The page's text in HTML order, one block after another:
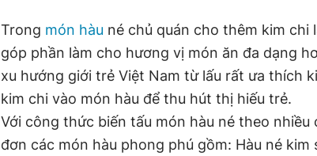
Trong món hàu né chủ quán cho thêm kim chi
góp phần làm cho hương vị món ăn đa dạng
xu hướng giới trẻ Việt Nam từ lấu rất ưa thích
kim chi vào món hàu để thu hút thị hiếu trẻ.
Với công thức biến tấu món hàu né theo
đơn các món hàu phong phú gồm: Hàu né kim